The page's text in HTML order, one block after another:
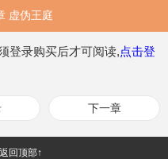
第二百八十七章 虚伪王庭
登录购买后才可阅读,点击登
下一章
返回顶部↑